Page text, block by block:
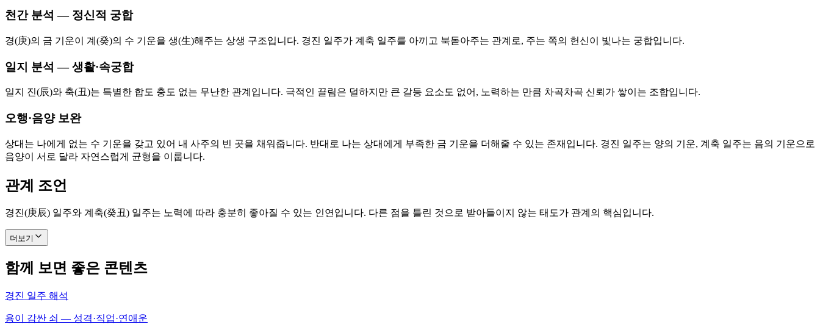
천간 분석 — 정신적 궁합
경(庚)의 금 기운이 계(癸)의 수 기운을 생(生)해주는 상생 구조입니다. 경진 일주가 계축 일주를 아끼고 북돋아주는 관계로, 주는 쪽의 헌신이 빛나는 궁합입니다.
일지 분석 — 생활·속궁합
일지 진(辰)와 축(丑)는 특별한 합도 충도 없는 무난한 관계입니다. 극적인 끌림은 덜하지만 큰 갈등 요소도 없어, 노력하는 만큼 차곡차곡 신뢰가 쌓이는 조합입니다.
오행·음양 보완
상대는 나에게 없는 수 기운을 갖고 있어 내 사주의 빈 곳을 채워줍니다. 반대로 나는 상대에게 부족한 금 기운을 더해줄 수 있는 존재입니다. 경진 일주는 양의 기운, 계축 일주는 음의 기운으로
음양이 서로 달라 자연스럽게 균형을 이룹니다.
관계 조언
경진(庚辰) 일주와 계축(癸丑) 일주는 노력에 따라 충분히 좋아질 수 있는 인연입니다. 다른 점을 틀린 것으로 받아들이지 않는 태도가 관계의 핵심입니다.
더보기
함께 보면 좋은 콘텐츠
경진 일주 해석
용이 감싼 쇠 — 성격·직업·연애운